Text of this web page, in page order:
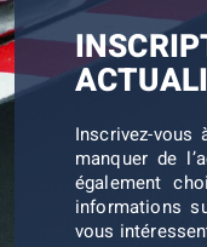
Inscrivez-
manquer de
également
informations
vous